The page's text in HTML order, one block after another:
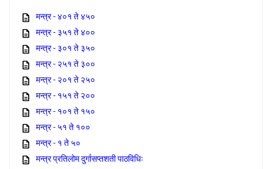
मन्त्र - ४०१ ते ४५०
मन्त्र - ३५१ ते ४००
मन्त्र - ३०१ ते ३५०
मन्त्र - २५१ ते ३००
मन्त्र - २०१ ते २५०
मन्त्र - १५१ ते २००
मन्त्र - १०१ ते १५०
मन्त्र - ५१ ते १००
मन्त्र - १ ते ५०
मन्त्र प्रतिलोम दुर्गासप्तशती पाठविधिः